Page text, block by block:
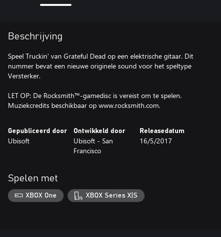
Beschrijving
Speel Truckin' van Grateful Dead op een elektrische gitaar. Dit
nummer bevat een nieuwe originele sound voor het speltype
Versterker.
LET OP: De Rocksmith™-gamedisc is vereist om te spelen.
Muziekcredits beschikbaar op www.rocksmith.com.
Gepubliceerd door
Ubisoft
Ontwikkeld door
Ubisoft - San
Francisco
Releasedatum
16/5/2017
Spelen met
XBOX One XBOX Series X|S